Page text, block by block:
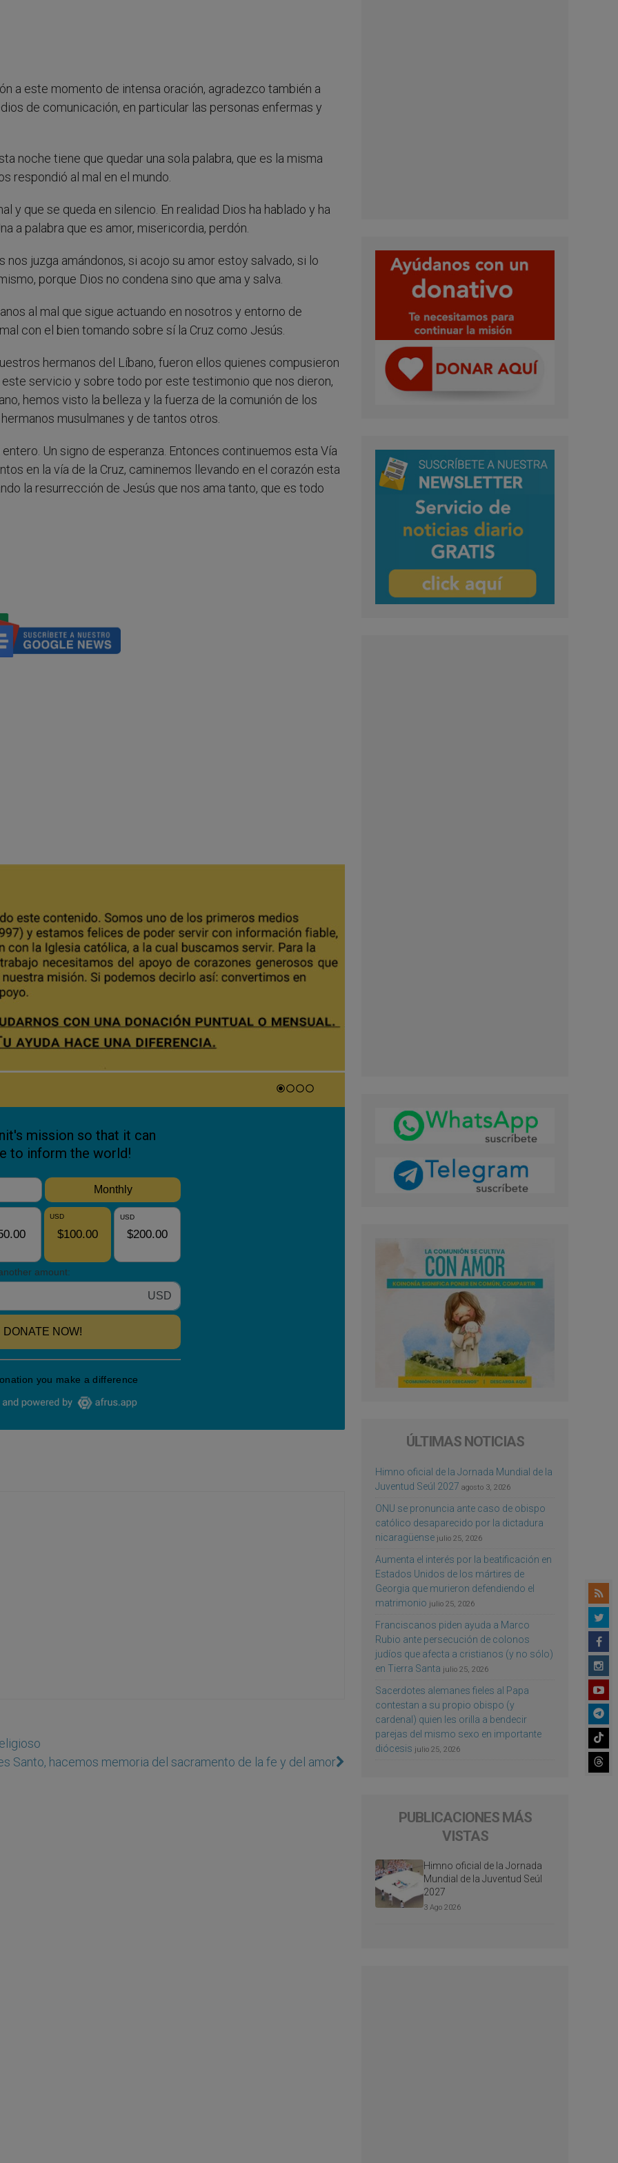
a este momento de intensa oración, agradezco también a
de comunicación, en particular las personas enfermas y
noche tiene que quedar una sola palabra, que es la misma
respondió al mal en el mundo.
y que se queda en silencio. En realidad Dios ha hablado y ha
a palabra que es amor, misericordia, perdón.
juzga amándonos, si acojo su amor estoy salvado, si lo
porque Dios no condena sino que ama y salva.
al mal que sigue actuando en nosotros y entorno de
con el bien tomando sobre sí la Cruz como Jesús.
hermanos del Líbano, fueron ellos quienes compusieron
servicio y sobre todo por este testimonio que nos dieron,
hemos visto la belleza y la fuerza de la comunión de los
musulmanes y de tantos otros.
Un signo de esperanza. Entonces continuemos esta Vía
en la vía de la Cruz, caminemos llevando en el corazón esta
la resurrección de Jesús que nos ama tanto, que es todo
Santo, hacemos memoria del sacramento de la fe y del amor
ÚLTIMAS NOTICIAS
Himno oficial de la Jornada Mundial de la
Juventud Seúl 2027 agosto 3, 2026
ONU se pronuncia ante caso de obispo
católico desaparecido por la dictadura
nicaragüense julio 25, 2026
Aumenta el interés por la beatificación en
Estados Unidos de los mártires de
Georgia que murieron defendiendo el
matrimonio julio 25, 2026
Franciscanos piden ayuda a Marco
Rubio ante persecución de colonos
judíos que afecta a cristianos (y no sólo)
en Tierra Santa julio 25, 2026
Sacerdotes alemanes fieles al Papa
contestan a su propio obispo (y
cardenal) quien les orilla a bendecir
parejas del mismo sexo en importante
diócesis julio 25, 2026
PUBLICACIONES MÁS
VISTAS
Himno oficial de la Jornada
Mundial de la Juventud Seúl
2027
3 Ago 2026